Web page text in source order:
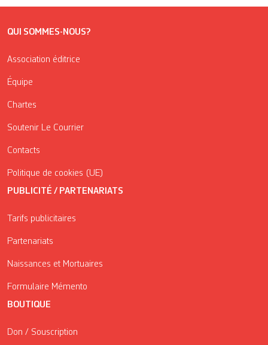
QUI SOMMES-NOUS?
Association éditrice
Équipe
Chartes
Soutenir Le Courrier
Contacts
Politique de cookies (UE)
PUBLICITÉ / PARTENARIATS
Tarifs publicitaires
Partenariats
Naissances et Mortuaires
Formulaire Mémento
BOUTIQUE
Don / Souscription